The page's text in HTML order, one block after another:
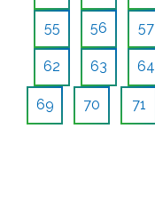
55 56 57
62 63 64
69 70 71